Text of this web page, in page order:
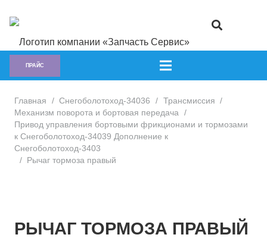
ПРАЙС
Главная / Снегоболотоход-34036 / Трансмиссия /
Механизм поворота и бортовая передача
/
Привод управления бортовыми фрикционами и тормозами
к Снегоболотоход-34039 Дополнение к
Снегоболотоход-3403
/ Рычаг тормоза правый
РЫЧАГ ТОРМОЗА ПРАВЫЙ